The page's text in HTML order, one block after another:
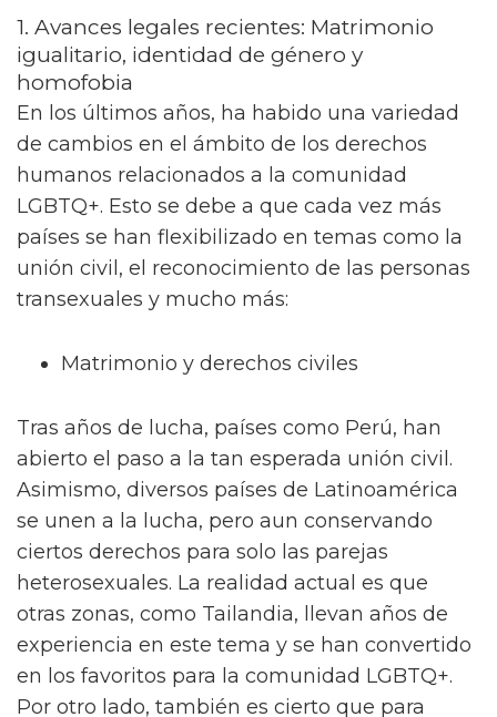
tener una imagen amplia de lo que hemos
avanzado y lo que podríamos estar perdiendo.
Es por esto que hemos recopilado confiables
datos de diversos conocedores del tema con
el fin de esclarecer un poco más este ámbito.
La reputación de estos es palpable, tanta
como la que ostentaOne casino España.
Gracias a esto debemos decir que más de uno
quedará interesado en los datos que este
artículo revela.
Tom Daley promete defender los
derechos LGTB+ en todo el mundo
1. Avances legales recientes: Matrimonio
igualitario, identidad de género y
homofobia
En los últimos años, ha habido una variedad
de cambios en el ámbito de los derechos
humanos relacionados a la comunidad